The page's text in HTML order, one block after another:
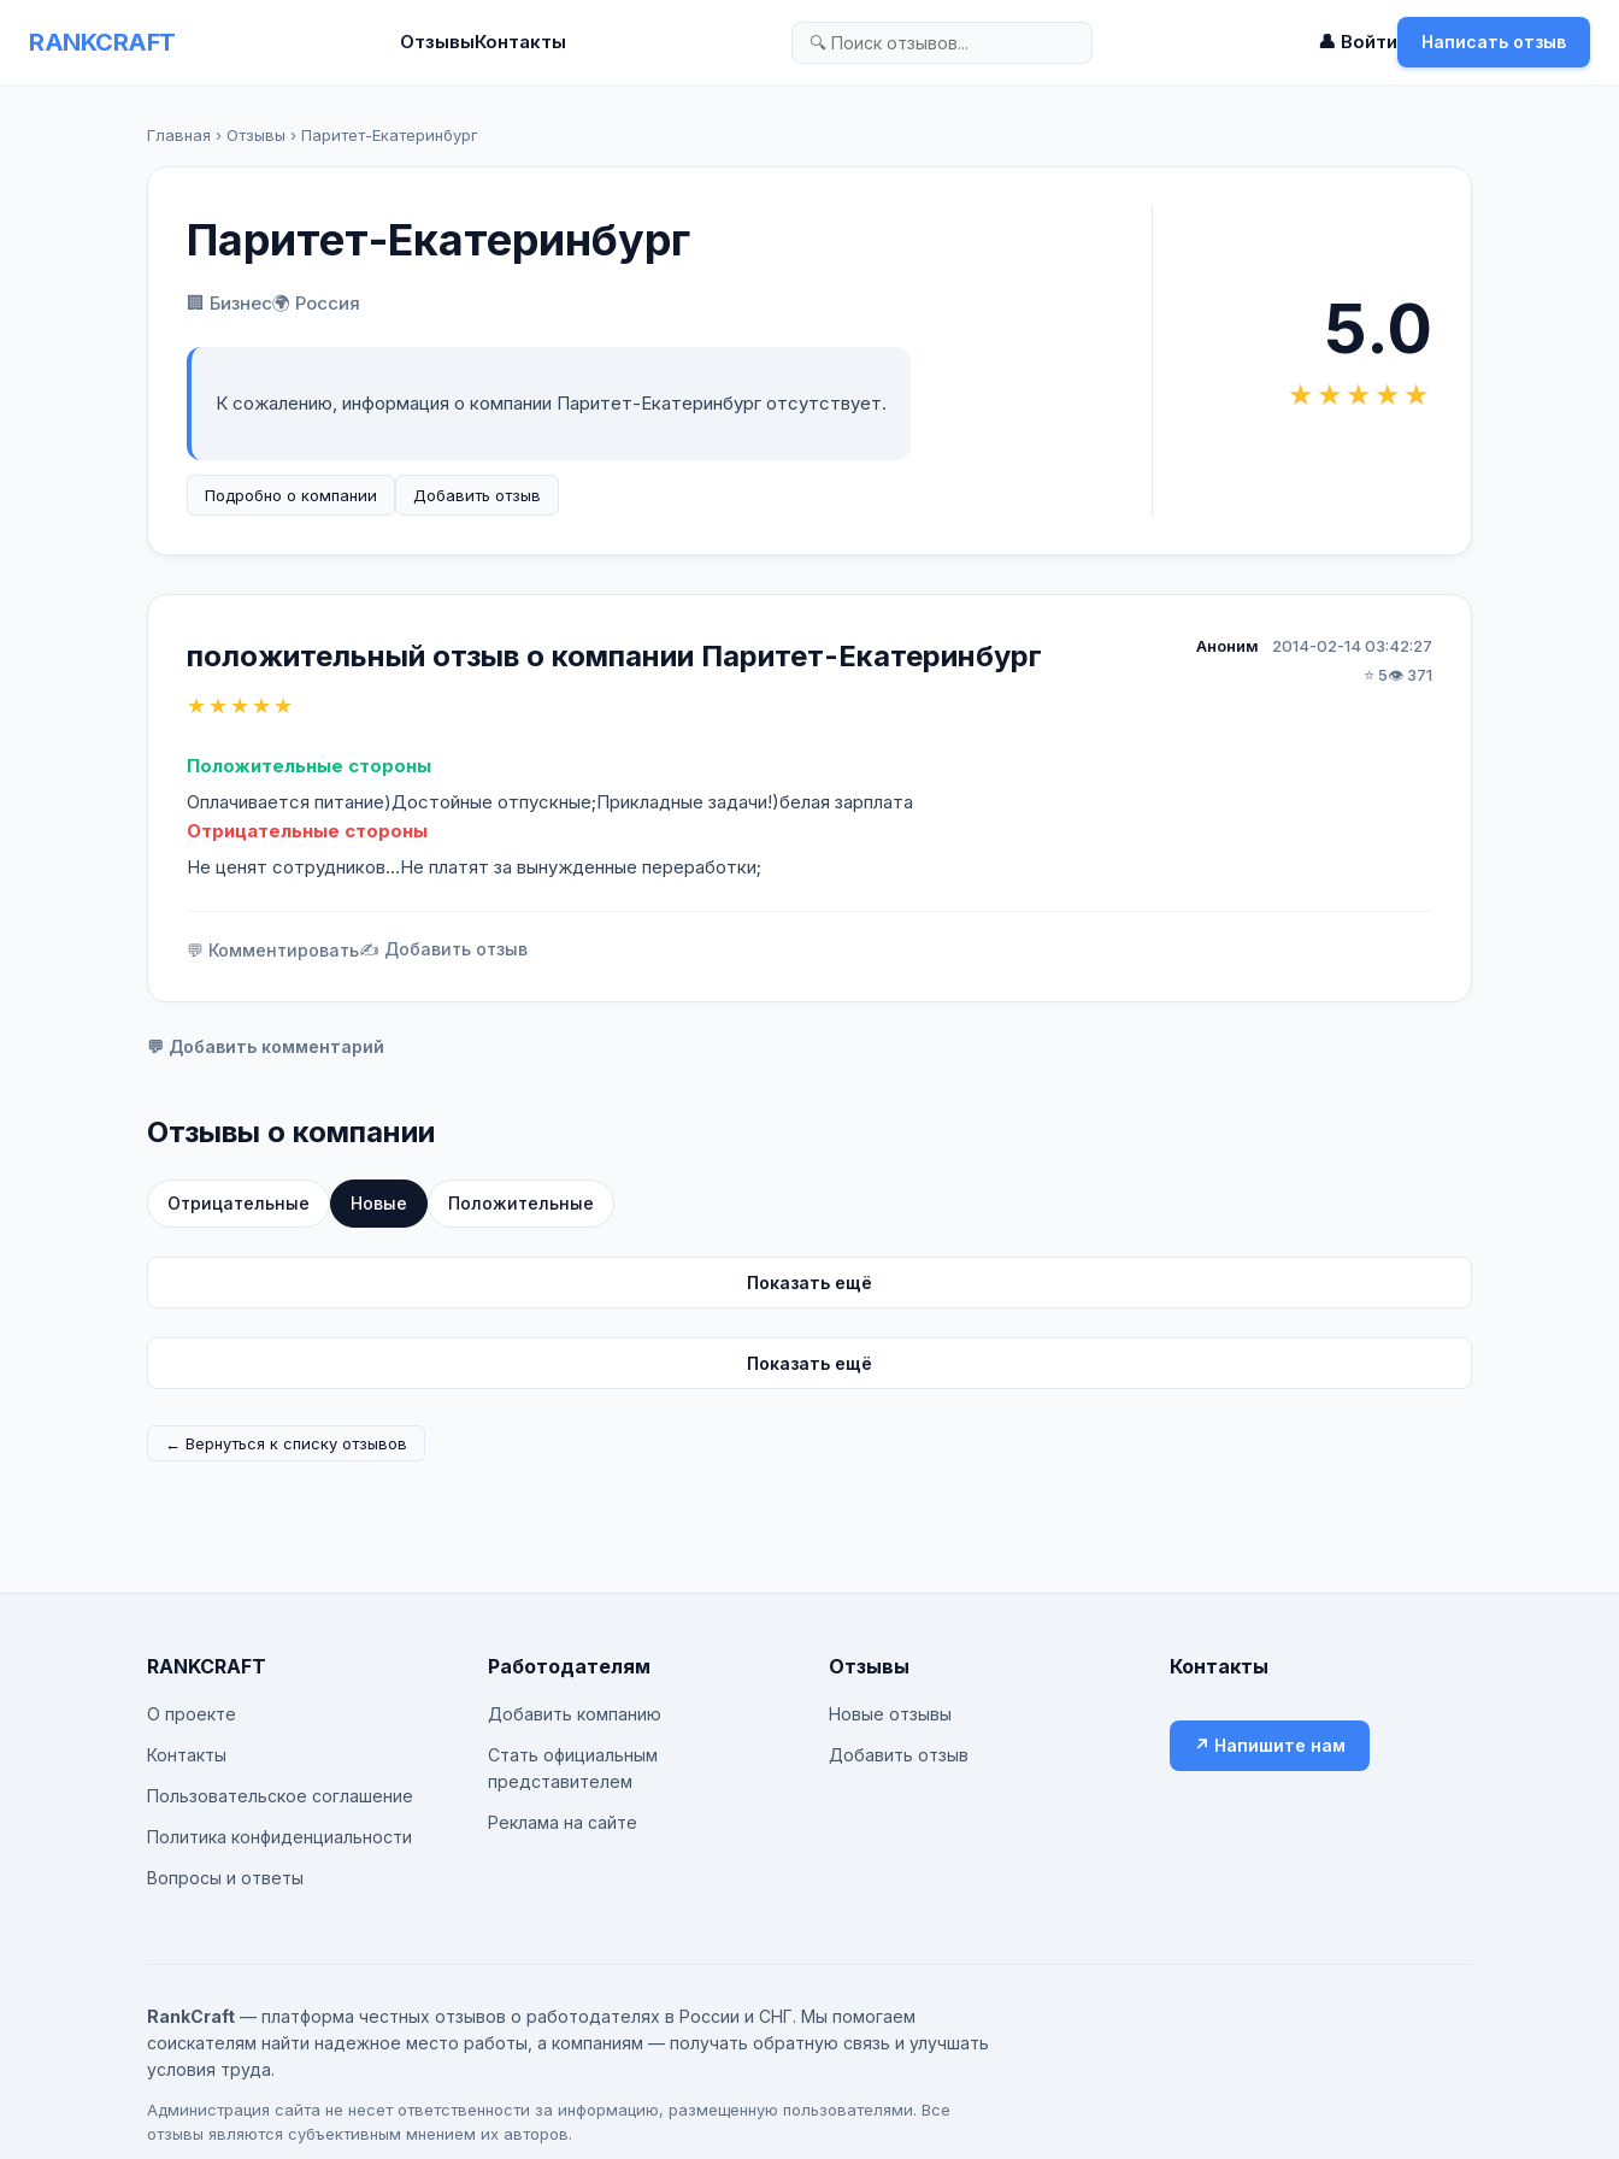
RANKCRAFT ОтзывыКонтакты 👤 Войти Написать отзыв
Главная › Отзывы › Паритет-Екатеринбург
Паритет-Екатеринбург
🏢 Бизнес🌍 Россия
К сожалению, информация о компании Паритет-Екатеринбург отсутствует.
Подробно о компании Добавить отзыв
5.0
★★★★★
положительный отзыв о компании Паритет-Екатеринбург
★★★★★
Аноним
2014-02-14 03:42:27
⭐ 5👁️ 371
Положительные стороны
Оплачивается питание)Достойные отпускные;Прикладные задачи!)белая зарплата
Отрицательные стороны
Не ценят сотрудников...Не платят за вынужденные переработки;
💬 Комментировать✍️ Добавить отзыв
💬 Добавить комментарий
Отзывы о компании
Отрицательные Новые Положительные
Показать ещё
Показать ещё
← Вернуться к списку отзывов
RANKCRAFT
О проекте
Контакты
Пользовательское соглашение
Политика конфиденциальности
Вопросы и ответы
Работодателям
Добавить компанию
Стать официальным
представителем
Реклама на сайте
Отзывы
Новые отзывы
Добавить отзыв
Контакты
↗ Напишите нам
RankCraft — платформа честных отзывов о работодателях в России и СНГ. Мы помогаем
соискателям найти надежное место работы, а компаниям — получать обратную связь и улучшать
условия труда.
Администрация сайта не несет ответственности за информацию, размещенную пользователями. Все
отзывы являются субъективным мнением их авторов.